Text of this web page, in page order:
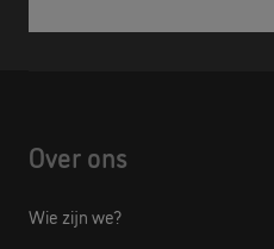
Over ons
Wie zijn we?